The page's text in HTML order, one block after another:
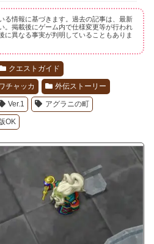
る情報に基づきます。過去の記事は、最新
。掲載後にゲーム内で仕様変更等が行われ
に異なる事実が判明していることもありま
クエストガイド
チャッカ 外伝ストーリー
Ver.1 アグラニの町
OK